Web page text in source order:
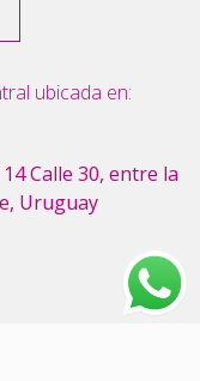
ubicada en:
Calle 30, entre la
Uruguay